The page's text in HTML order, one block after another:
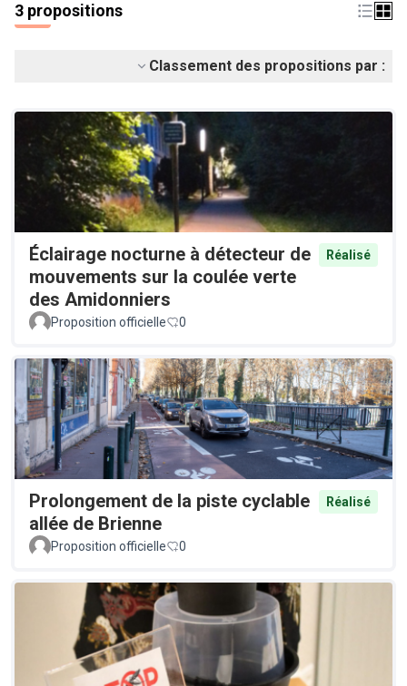
3 propositions
Classement des propositions par :
Éclairage nocturne à détecteur de
mouvements sur la coulée verte
des Amidonniers
Réalisé
Proposition officielle 0
Prolongement de la piste cyclable
allée de Brienne
Réalisé
Proposition officielle 0